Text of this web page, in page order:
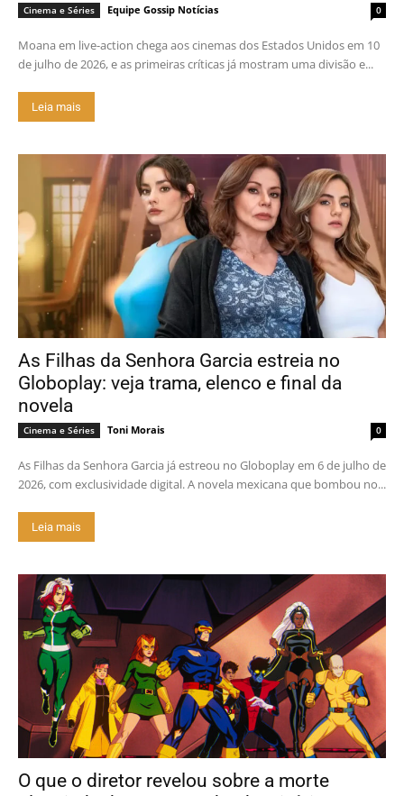
Cinema e Séries Equipe Gossip Notícias 0
Moana em live-action chega aos cinemas dos Estados Unidos em 10
de julho de 2026, e as primeiras críticas já mostram uma divisão e...
Leia mais
As Filhas da Senhora Garcia estreia no
Globoplay: veja trama, elenco e final da
novela
Cinema e Séries Toni Morais 0
As Filhas da Senhora Garcia já estreou no Globoplay em 6 de julho de
2026, com exclusividade digital. A novela mexicana que bombou no...
Leia mais
O que o diretor revelou sobre a morte